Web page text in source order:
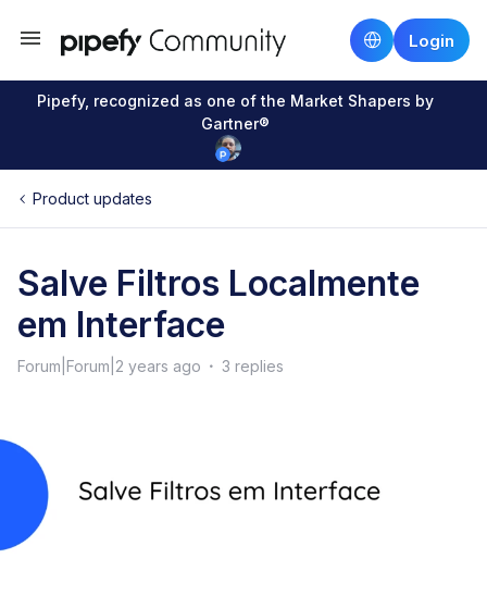
Login
Pipefy, recognized as one of the Market Shapers by
Gartner®
Product updates
Salve Filtros Localmente
em Interface
Forum|Forum|2 years ago 3 replies